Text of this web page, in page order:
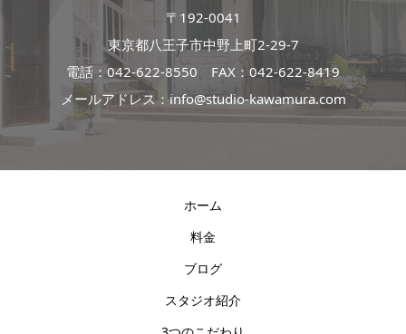
〒192-0041
東京都八王子市中野上町2-29-7
電話：042-622-8550 FAX：042-622-8419
メールアドレス：info@studio-kawamura.com
ホーム
料金
ブログ
スタジオ紹介